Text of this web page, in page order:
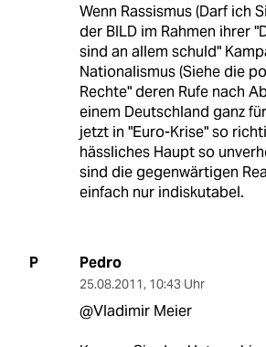
Wenn Rassismus (Darf ich
der BILD im Rahmen ihrer
sind an allem schuld"
Nationalismus (Siehe die
Rechte" deren Rufe nach
einem Deutschland ganz
jetzt in "Euro-Krise" so
hässliches Haupt so
sind die gegenwärtigen
einfach nur indiskutabel.
P Pedro
25.08.2011, 10:43 Uhr
@Vladimir Meier